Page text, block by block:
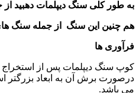
به طور کلی سنگ دیپلمات دهبید از
هم چنین این سنگ از جمله سنگ
فرآوری ها
کوپ سنگ دیپلمات پس از استخراج
درصورت برش آن به ابعاد بزرگتر
می باشد.